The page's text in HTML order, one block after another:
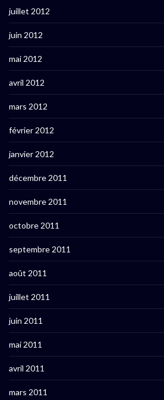
juillet 2012
juin 2012
mai 2012
avril 2012
mars 2012
février 2012
janvier 2012
décembre 2011
novembre 2011
octobre 2011
septembre 2011
août 2011
juillet 2011
juin 2011
mai 2011
avril 2011
mars 2011